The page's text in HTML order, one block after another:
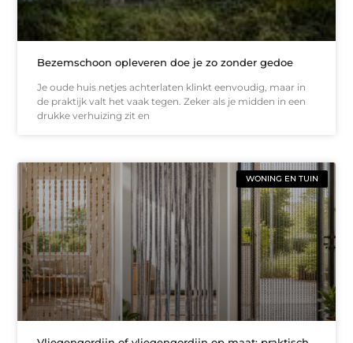
Bezemschoon opleveren doe je zo zonder gedoe
Je oude huis netjes achterlaten klinkt eenvoudig, maar in
de praktijk valt het vaak tegen. Zeker als je midden in een
drukke verhuizing zit en
WONING EN TUIN